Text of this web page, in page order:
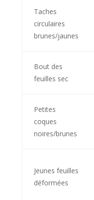
Taches
circulaires
brunes/jaunes
Bout des
feuilles sec
Petites
coques
noires/brunes
Jeunes feuilles
déformées